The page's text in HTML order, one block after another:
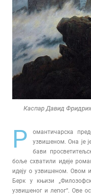
Каспар Давид Фридрих
Р
омантичарска
узвишеном. Она је
бави
боље схватили идеје
идеју о узвишеном. Овом
Берк у књизи
узвишеног и лепог“. Ове